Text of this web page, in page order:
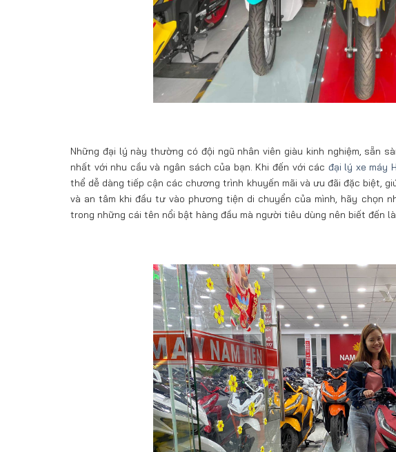
Những đại lý này thường có đội ngũ nhân viên giàu kinh nghiệm, sẵn
nhất với nhu cầu và ngân sách của bạn. Khi đến với các đại lý xe máy
thể dễ dàng tiếp cận các chương trình khuyến mãi và ưu đãi đặc biệt,
và an tâm khi đầu tư vào phương tiện di chuyển của mình, hãy chọn
trong những cái tên nổi bật hàng đầu mà người tiêu dùng nên biết đến